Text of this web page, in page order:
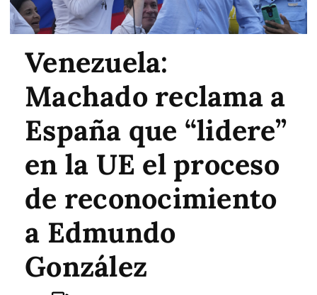
Venezuela:
Machado reclama a
España que “lidere”
en la UE el proceso
de reconocimiento
a Edmundo
González